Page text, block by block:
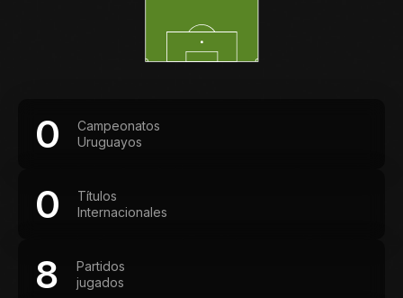
0
Campeonatos
Uruguayos
0
Títulos
Internacionales
8
Partidos
jugados